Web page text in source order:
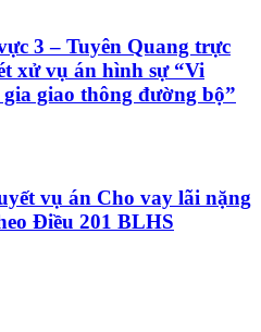
3 – Tuyên Quang trực
xử vụ án hình sự “Vi
giao thông đường bộ”
vụ án Cho vay lãi nặng
Điều 201 BLHS